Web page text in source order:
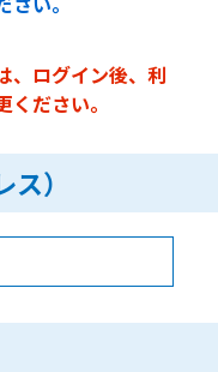
、ログイン後、利
ださい。
）